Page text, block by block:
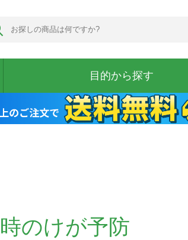
目的から探す
のけが予防